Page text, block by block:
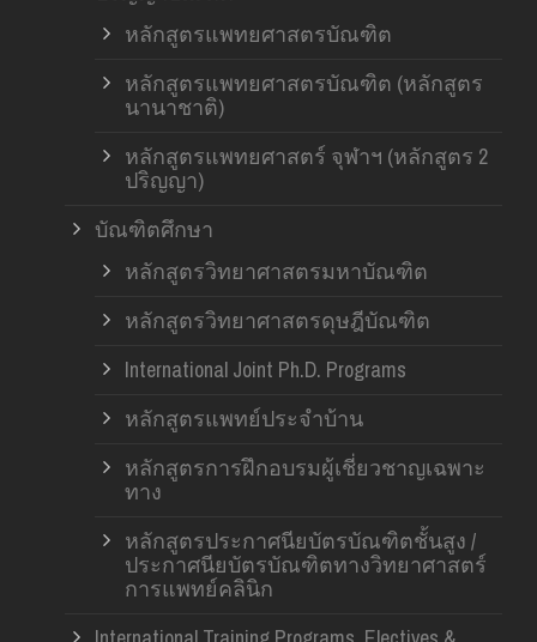
หลักสูตรแพทยศาสตรบัณฑิต
หลักสูตรแพทยศาสตรบัณฑิต (หลักสูตร
นานาชาติ)
หลักสูตรแพทยศาสตร์ จุฬาฯ (หลักสูตร 2
ปริญญา)
บัณฑิตศึกษา
หลักสูตรวิทยาศาสตรมหาบัณฑิต
หลักสูตรวิทยาศาสตรดุษฎีบัณฑิต
International Joint Ph.D. Programs
หลักสูตรแพทย์ประจำบ้าน
หลักสูตรการฝึกอบรมผู้เชี่ยวชาญเฉพาะ
ทาง
หลักสูตรประกาศนียบัตรบัณฑิตชั้นสูง /
ประกาศนียบัตรบัณฑิตทางวิทยาศาสตร์
การแพทย์คลินิก